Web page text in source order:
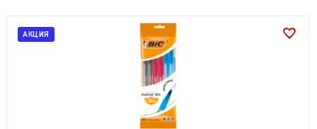
АКЦИЯ